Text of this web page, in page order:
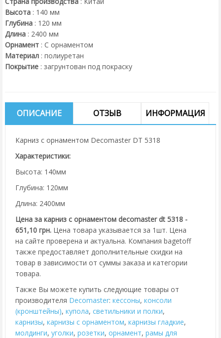
Высота : 140 мм
Глубина : 120 мм
Длина : 2400 мм
Орнамент : С орнаментом
Материал : полиуретан
Покрытие : загрунтован под покраску
ОПИСАНИЕ ОТЗЫВ ИНФОРМАЦИЯ
Карниз с орнаментом Decomaster DT 5318
Характеристики:
Высота: 140мм
Глубина: 120мм
Длина: 2400мм
Цена за карниз с орнаментом decomaster dt 5318 -
651,10 грн. Цена товара указывается за 1шт. Цена
на сайте проверена и актуальна. Компания bagetoff
также предоставляет дополнительные скидки на
товар в зависимости от суммы заказа и категории
товара.
Также Вы можете купить следующие товары от
производителя Decomaster: кессоны, консоли
(кронштейны), купола, cветильники и полки,
карнизы, карнизы с орнаментом, карнизы гладкие,
молдинги, уголки, розетки, орнамент, рамы для